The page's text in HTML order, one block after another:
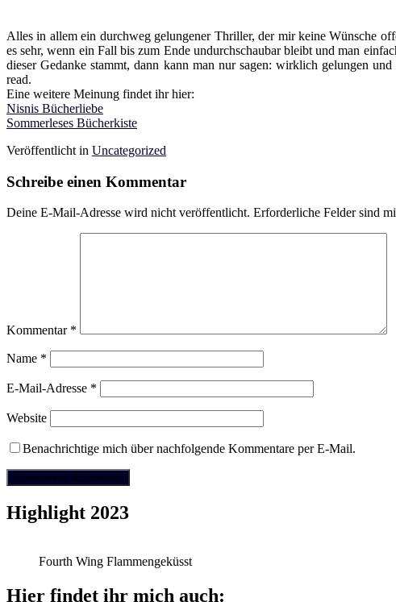
Alles in allem ein durchweg gelungener Thriller, der mir keine Wünsche
es sehr, wenn ein Fall bis zum Ende undurchschaubar bleibt und man
dieser Gedanke stammt, dann kann man nur sagen: wirklich gelungen
read.
Eine weitere Meinung findet ihr hier:
Nisnis Bücherliebe
Sommerleses Bücherkiste
Veröffentlicht in Uncategorized
Schreibe einen Kommentar
Deine E-Mail-Adresse wird nicht veröffentlicht. Erforderliche Felder sind
Kommentar *
Name *
E-Mail-Adresse *
Website
Benachrichtige mich über nachfolgende Kommentare per E-Mail.
Highlight 2023
Fourth Wing Flammengeküsst
Hier findet ihr mich auch: